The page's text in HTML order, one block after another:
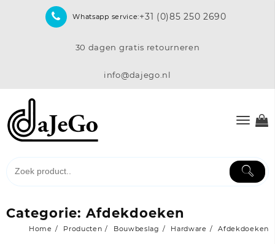
Whatsapp service:+31 (0)85 250 2690
30 dagen gratis retourneren
info@dajego.nl
Categorie: Afdekdoeken
Home Producten Bouwbeslag Hardware Afdekdoeken